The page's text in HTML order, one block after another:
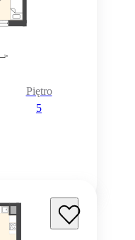
Piętro
5